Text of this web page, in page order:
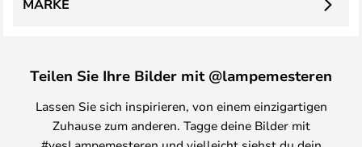
MARKE
Teilen Sie Ihre Bilder mit @lampemesteren
Lassen Sie sich inspirieren, von einem einzigartigen
Zuhause zum anderen. Tagge deine Bilder mit